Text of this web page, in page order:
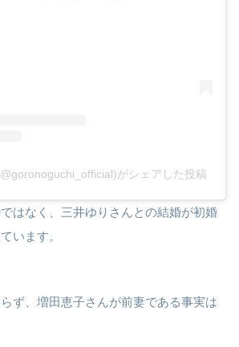
がシェアした投稿
はなく、三井ゆりさんとの結婚が初婚
います。
ず、増田恵子さんが前妻である事実は